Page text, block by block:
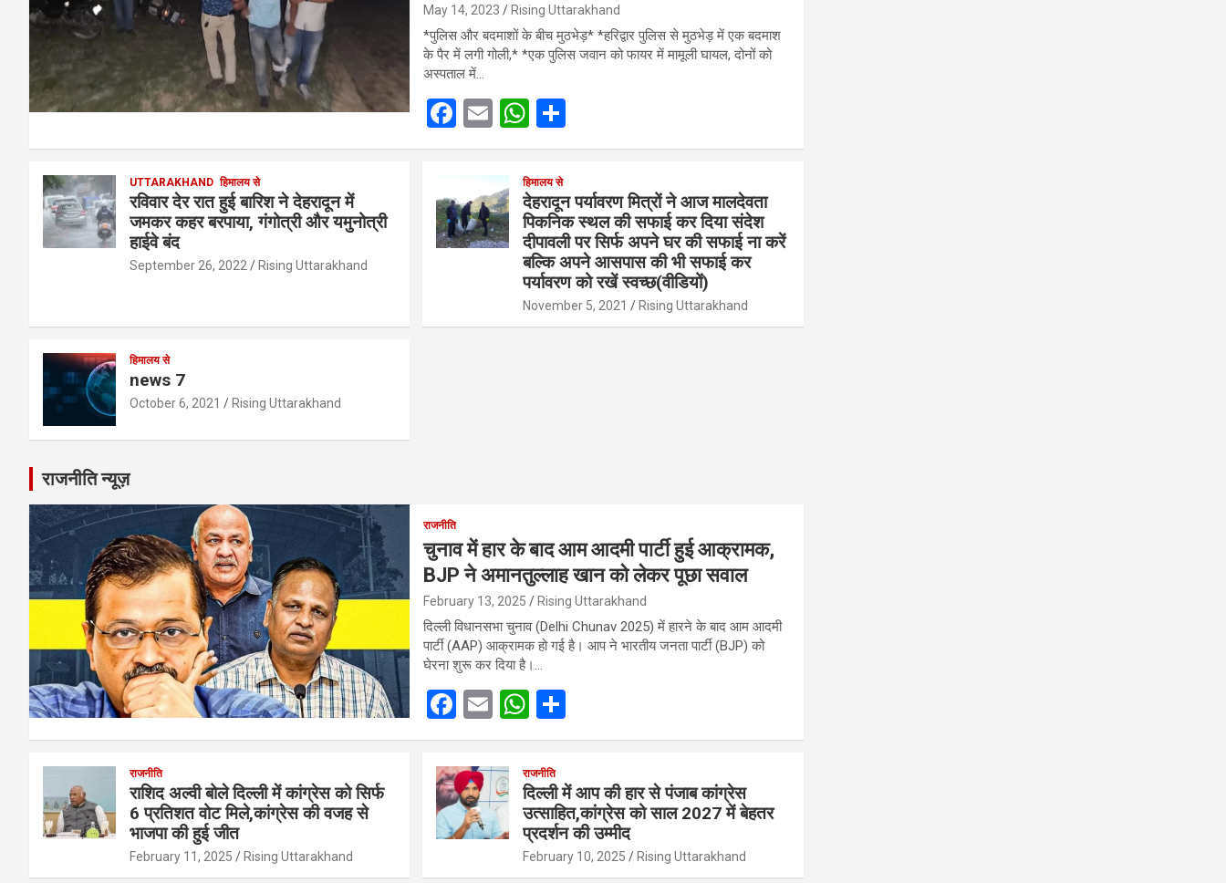
May 14, 2023 Rising Uttarakhand
*पुलिस और बदमाशों के बीच मुठभेड़* *हरिद्वार पुलिस से मुठभेड़ में एक बदमाश
के पैर में लगी गोली,* *एक पुलिस जवान को फायर में मामूली घायल, दोनों को
अस्पताल में…
F
a
b
o
o
E
m
ail
W
h
at
s
A
p
p
h
e
UTTARAKHAND हिमालय से
रविवार देर रात हुई बारिश ने देहरादून में
जमकर कहर बरपाया, गंगोत्री और यमुनोत्री
हाईवे बंद
September 26, 2022 Rising Uttarakhand
हिमालय से
देहरादून पर्यावरण मित्रों ने आज मालदेवता
पिकनिक स्थल की सफाई कर दिया संदेश
दीपावली पर सिर्फ अपने घर की सफाई ना करें
बल्कि अपने आसपास की भी सफाई कर
पर्यावरण को रखें स्वच्छ(वीडियों)
November 5, 2021 Rising Uttarakhand
हिमालय से
news 7
October 6, 2021 Rising Uttarakhand
राजनीति न्यूज़
राजनीति
चुनाव में हार के बाद आम आदमी पार्टी हुई आक्रामक,
BJP ने अमानतुल्लाह खान को लेकर पूछा सवाल
February 13, 2025 Rising Uttarakhand
दिल्ली विधानसभा चुनाव (Delhi Chunav 2025) में हारने के बाद आम आदमी
पार्टी (AAP) आक्रामक हो गई है। आप ने भारतीय जनता पार्टी (BJP) को
घेरना शुरू कर दिया है।…
F
a
ce
b
o
o
E
m
ail
W
h
at
s
A
p
h
e
राजनीति
राशिद अल्वी बोले दिल्ली में कांग्रेस को सिर्फ
6 प्रतिशत वोट मिले,कांग्रेस की वजह से
भाजपा की हुई जीत
February 11, 2025 Rising Uttarakhand
राजनीति
दिल्ली में आप की हार से पंजाब कांग्रेस
उत्साहित,कांग्रेस को साल 2027 में बेहतर
प्रदर्शन की उम्मीद
February 10, 2025 Rising Uttarakhand